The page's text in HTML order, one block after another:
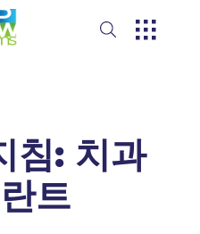
침: 치과
트